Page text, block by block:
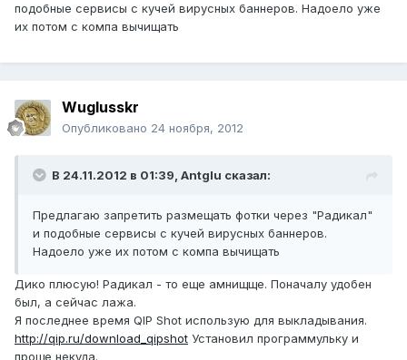
подобные сервисы с кучей вирусных баннеров. Надоело уже
их потом с компа вычищать
Wuglusskr
Опубликовано 24 ноября, 2012
В 24.11.2012 в 01:39, Antglu сказал:
Предлагаю запретить размещать фотки через "Радикал"
и подобные сервисы с кучей вирусных баннеров.
Надоело уже их потом с компа вычищать
Дико плюсую! Радикал - то еще амнищще. Поначалу удобен
был, а сейчас лажа.
Я последнее время QIP Shot использую для выкладывания.
http://qip.ru/download_qipshot Установил программульку и
проще некуда.